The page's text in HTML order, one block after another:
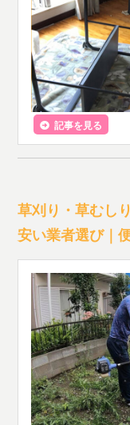
記事を見る
草刈り・草むし
安い業者選び｜